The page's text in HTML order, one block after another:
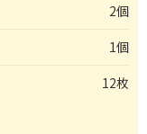
2個
1個
12枚